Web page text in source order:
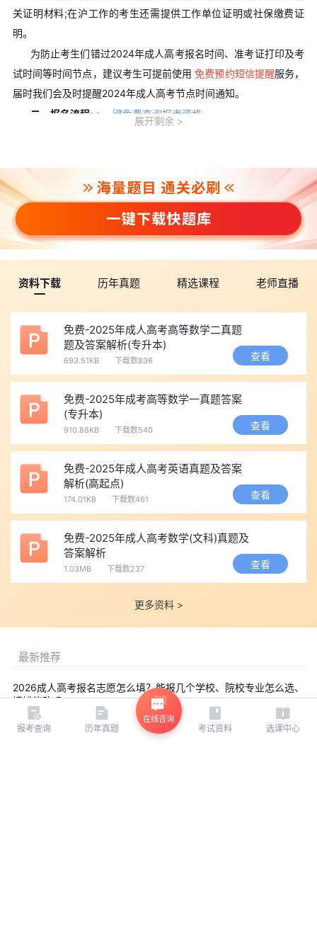
关证明材料;在沪工作的考生还需提供工作单位证明或社保缴费证
明。
为防止考生们错过2024年成人高考报名时间、准考证打印及考
试时间等时间节点，建议考生可提前使用 免费预约短信提醒服务，
届时我们会及时提醒2024年成人高考节点时间通知。
二、报名流程>>一键免费查询报考资格
高考报名网站。
注册登录：首次访问需注册账号，填写手机号、邮箱、密码等
信息并完成验证。
填写信息：登录后，在考生个人主页选择“报名填写”或类似选
材料。
支付报名费：核对信息无误后，在线支付报名费，并下载打印
报名表留存。
2. 现场确认
携带材料：考生凭预报名号到指定报名点进行确认，需携带身
份证、毕业证原件及复印件等材料。
审核资料：现场工作人员审核考生资料，确认无误后完成报名
手续。
载并打印准考证。
关注通知：考生需持续关注官方通知，确保不错过考试安排、
考场通知等重要信息。
三、注意事项
仔细核对信息：网上报名时务必仔细核对个人信息和报考信
关注时间节点：注意报名、现场确认、准考证打印及考试等关
行。
通过本文的介绍，相信考生对2024年上海成人高考的报名条件
及流程有了更清晰的了解。希望每位考生都能顺利报名并取得优异
成绩。
为帮助大家高效备考2024年成人高考考试，环球网校老师给大
展开剩余
资料下载 历年真题 精选课程 老师直播
免费-2025年成人高考高等数学二真题
题及答案解析(专升本)
693.51KB 下载数836 查看
免费-2025年成考高等数学一真题答案
(专升本)
910.88KB 下载数540 查看
免费-2025年成人高考英语真题及答案
解析(高起点)
174.01KB 下载数461 查看
免费-2025年成人高考数学(文科)真题及
答案解析
1.03MB 下载数237 查看
更多资料 >
最新推荐
2026成人高考报名志愿怎么填？能报几个学校、院校专业怎么选、
填错能改吗
报考查询 历年真题
在线咨询
考试资料 选课中心